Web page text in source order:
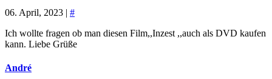
06. April, 2023 | #
Ich wollte fragen ob man diesen Film,,Inzest ,,auch als DVD kaufen
kann. Liebe Grüße
André